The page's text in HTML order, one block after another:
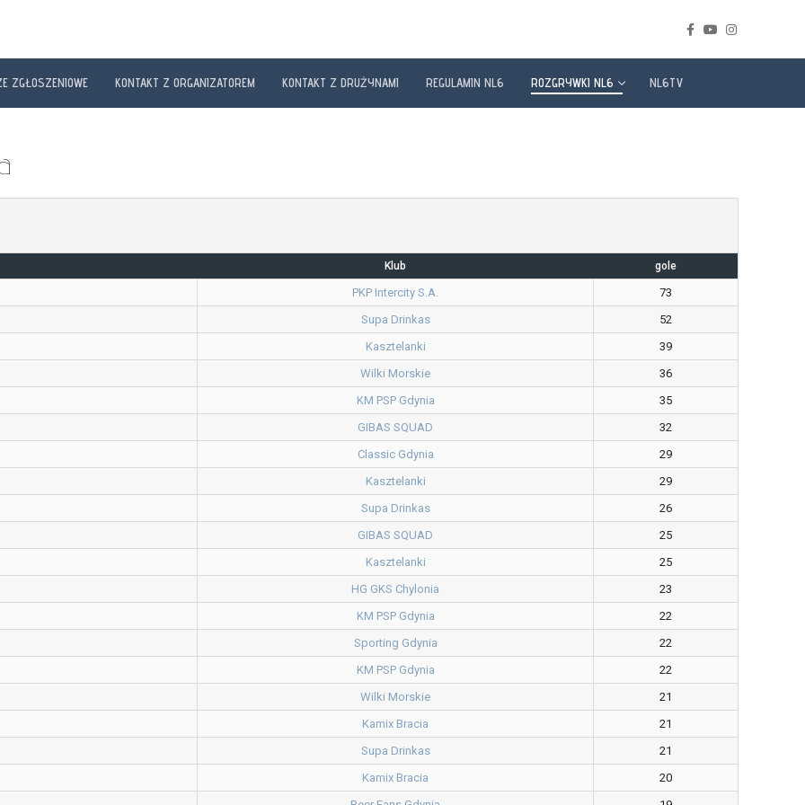
ZGŁOSZENIOWE KONTAKT Z ORGANIZATOREM KONTAKT Z DRUŻYNAMI REGULAMIN NL6 ROZGRYWKI NL6 NL6TV
Klub gole
PKP Intercity S.A.
73
Supa Drinkas
52
Kasztelanki
39
Wilki Morskie
36
KM PSP Gdynia
35
GIBAS SQUAD
32
Classic Gdynia
29
Kasztelanki
29
Supa Drinkas
26
GIBAS SQUAD
25
Kasztelanki
25
HG GKS Chylonia
23
KM PSP Gdynia
22
Sporting Gdynia
22
KM PSP Gdynia
22
Wilki Morskie
21
Kamix Bracia
21
Supa Drinkas
21
Kamix Bracia
20